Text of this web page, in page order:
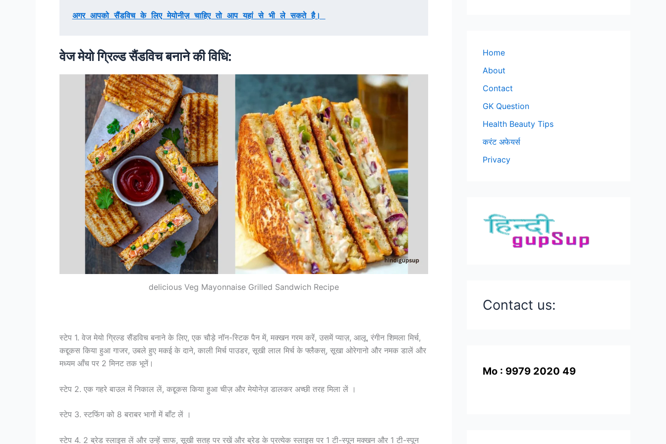
अगर आपको सैंडविच के लिए मेयोनीज़ चाहिए तो आप यहां से भी ले सकते है।
वेज मेयो ग्रिल्ड सैंडविच बनाने की विधि:
delicious Veg Mayonnaise Grilled Sandwich Recipe
स्टेप 1. वेज मेयो ग्रिल्ड सैंडविच बनाने के लिए, एक चौड़े नॉन-स्टिक पैन में, मक्खन गरम करें, उसमें प्याज़, आलू, रंगीन शिमला मिर्च,
कद्दूकस किया हुआ गाजर, उबले हुए मकई के दाने, काली मिर्च पाउडर, सूखी लाल मिर्च के फ्लैकस्, सूखा ओरेगानो और नमक डालें और
मध्यम आँच पर 2 मिनट तक भूनें।
स्टेप 2. एक गहरे बाउल में निकाल लें, कद्दूकस किया हुआ चीज़ और मेयोनेज़ डालकर अच्छी तरह मिला लें ।
स्टेप 3. स्टफिंग को 8 बराबर भागों में बाँट लें ।
स्टेप 4. 2 ब्रेड स्लाइस लें और उन्हें साफ, सूखी सतह पर रखें और ब्रेड के प्रत्येक स्लाइस पर 1 टी-स्पून मक्खन और 1 टी-स्पून
Home
About
Contact
GK Question
Health Beauty Tips
करंट अफेयर्स
Privacy
Contact us:
Mo : 9979 2020 49